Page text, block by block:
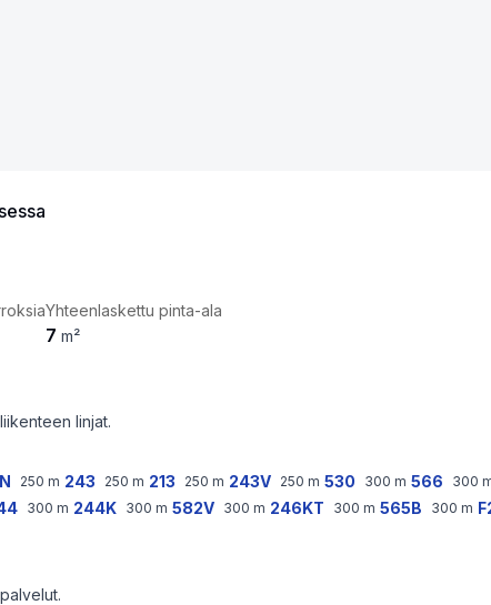
Yhteenlaskettu pinta-ala
7 m²
linjat.
250 m 243 250 m 213 250 m 243V 250 m 530 300 m 566 300
300 m 244K 300 m 582V 300 m 246KT 300 m 565B 300 m